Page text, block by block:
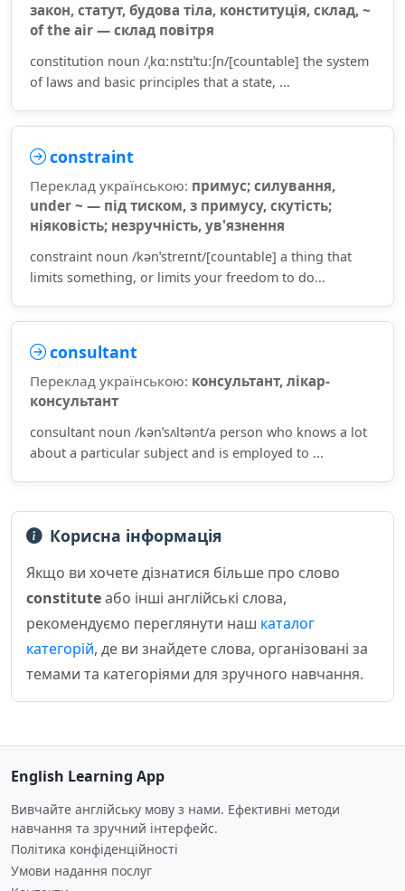
закон, статут, будова тіла, конституція, склад, ~
of the air — склад повітря
constitution noun /ˌkɑːnstɪˈtuːʃn/[countable] the system
of laws and basic principles that a state, ...
constraint
Переклад українською: примус; силування,
under ~ — під тиском, з примусу, скутість;
ніяковість; незручність, ув'язнення
constraint noun /kənˈstreɪnt/[countable] a thing that
limits something, or limits your freedom to do...
consultant
Переклад українською: консультант, лікар-
консультант
consultant noun /kənˈsʌltənt/a person who knows a lot
about a particular subject and is employed to ...
Корисна інформація
Якщо ви хочете дізнатися більше про слово
constituteабо інші англійські слова,
рекомендуємо переглянути наш каталог
категорій, де ви знайдете слова, організовані за
темами та категоріями для зручного навчання.
English Learning App
Вивчайте англійську мову з нами. Ефективні методи
навчання та зручний інтерфейс.
Політика конфіденційності
Умови надання послуг